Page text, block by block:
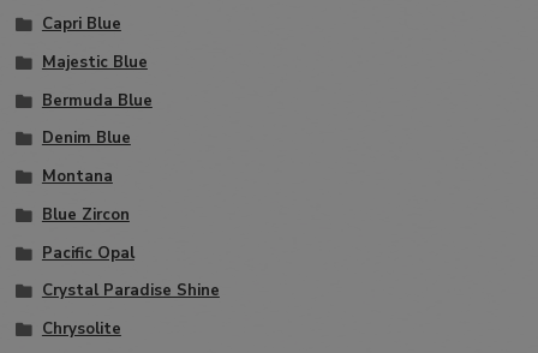
Capri Blue
Majestic Blue
Bermuda Blue
Denim Blue
Montana
Blue Zircon
Pacific Opal
Crystal Paradise Shine
Chrysolite